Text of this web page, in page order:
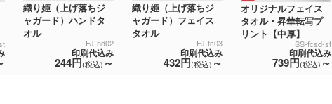
織り姫（上げ落ちジ
ャガード）ハンドタ
オル
FJ-hd02
印刷代込み
244円(税込) ～
織り姫（上げ落ちジ
ャガード）フェイス
タオル
FJ-fc03
印刷代込み
432円(税込) ～
オリジナルフェイス
タオル・昇華転写プ
リント【中厚】
SS-fcsd-st
印刷代込み
739円(税込) ～